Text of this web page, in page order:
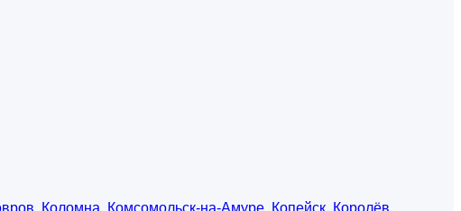
, Коломна, Комсомольск-на-Амуре, Копейск, Королёв,